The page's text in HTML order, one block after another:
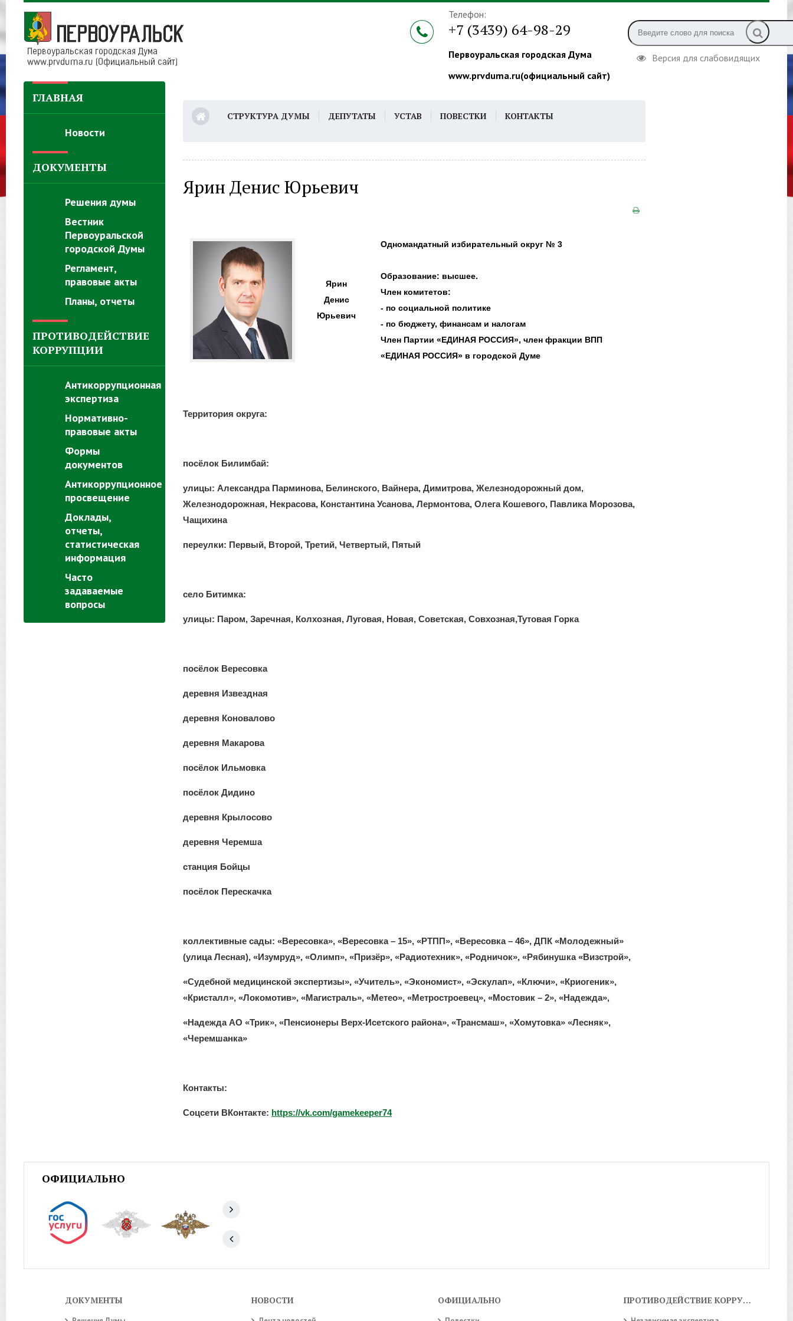
Версия для слабовидящих
Телефон:
+7 (3439) 64-98-29
Первоуральская городская Дума
www.prvduma.ru(официальный сайт)
ГЛАВНАЯ
Новости
ДОКУМЕНТЫ
Решения думы
Вестник
Первоуральской
городской Думы
Регламент,
правовые акты
Планы, отчеты
ПРОТИВОДЕЙСТВИЕ
КОРРУПЦИИ
Антикоррупционная
экспертиза
Нормативно-
правовые акты
Формы
документов
Антикоррупционное
просвещение
Доклады,
отчеты,
статистическая
информация
Часто
задаваемые
вопросы
СТРУКТУРА ДУМЫ ДЕПУТАТЫ УСТАВ ПОВЕСТКИ КОНТАКТЫ
Ярин Денис Юрьевич
Ярин
Денис
Юрьевич
Одномандатный избирательный округ № 3
Образование: высшее.
Член комитетов:
- по социальной политике
- по бюджету, финансам и налогам
Член Партии «ЕДИНАЯ РОССИЯ», член фракции ВПП
«ЕДИНАЯ РОССИЯ» в городской Думе
Территория округа:
посёлок Билимбай:
улицы: Александра Парминова, Белинского, Вайнера, Димитрова, Железнодорожный дом,
Железнодорожная, Некрасова, Константина Усанова, Лермонтова, Олега Кошевого, Павлика Морозова,
Чащихина
переулки: Первый, Второй, Третий, Четвертый, Пятый
село Битимка:
улицы: Паром, Заречная, Колхозная, Луговая, Новая, Советская, Совхозная,Тутовая Горка
посёлок Вересовка
деревня Извездная
деревня Коновалово
деревня Макарова
посёлок Ильмовка
посёлок Дидино
деревня Крылосово
деревня Черемша
станция Бойцы
посёлок Перескачка
коллективные сады: «Вересовка», «Вересовка – 15», «РТПП», «Вересовка – 46», ДПК «Молодежный»
(улица Лесная), «Изумруд», «Олимп», «Призёр», «Радиотехник», «Родничок», «Рябинушка «Визстрой»,
«Судебной медицинской экспертизы», «Учитель», «Экономист», «Эскулап», «Ключи», «Криогеник»,
«Кристалл», «Локомотив», «Магистраль», «Метео», «Метростроевец», «Мостовик – 2», «Надежда»,
«Надежда АО «Трик», «Пенсионеры Верх-Исетского района», «Трансмаш», «Хомутовка» «Лесняк»,
«Черемшанка»
Контакты:
Соцсети ВКонтакте: https://vk.com/gamekeeper74
ОФИЦИАЛЬНО
ДОКУМЕНТЫ НОВОСТИ ОФИЦИАЛЬНО ПРОТИВОДЕЙСТВИЕ КОРРУПЦИИ